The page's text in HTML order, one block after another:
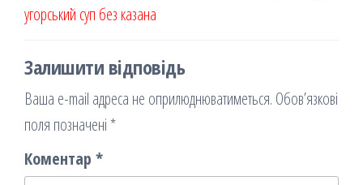
угорський суп без казана
Залишити відповідь
Ваша e-mail адреса не оприлюднюватиметься. Обов’язкові
поля позначені *
Коментар *